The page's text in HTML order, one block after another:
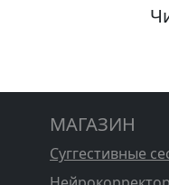
МАГАЗИН
Суггестивные